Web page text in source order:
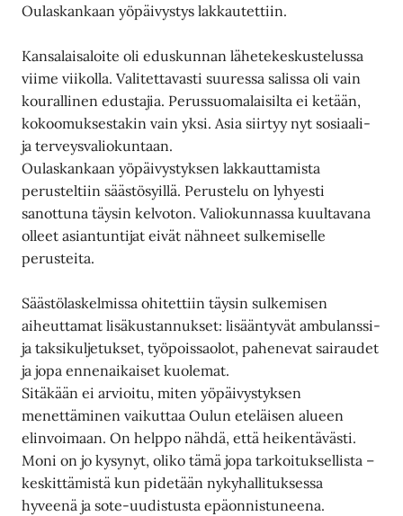
Oulaskankaan yöpäivystys lakkautettiin.
Kansalaisaloite oli eduskunnan lähetekeskustelussa
viime viikolla. Valitettavasti suuressa salissa oli vain
kourallinen edustajia. Perussuomalaisilta ei ketään,
kokoomuksestakin vain yksi. Asia siirtyy nyt sosiaali-
ja terveysvaliokuntaan.
Oulaskankaan yöpäivystyksen lakkauttamista
perusteltiin säästösyillä. Perustelu on lyhyesti
sanottuna täysin kelvoton. Valiokunnassa kuultavana
olleet asiantuntijat eivät nähneet sulkemiselle
perusteita.
Säästölaskelmissa ohitettiin täysin sulkemisen
aiheuttamat lisäkustannukset: lisääntyvät ambulanssi-
ja taksikuljetukset, työpoissaolot, pahenevat sairaudet
ja jopa ennenaikaiset kuolemat.
Sitäkään ei arvioitu, miten yöpäivystyksen
menettäminen vaikuttaa Oulun eteläisen alueen
elinvoimaan. On helppo nähdä, että heikentävästi.
Moni on jo kysynyt, oliko tämä jopa tarkoituksellista –
keskittämistä kun pidetään nykyhallituksessa
hyveenä ja sote-uudistusta epäonnistuneena.